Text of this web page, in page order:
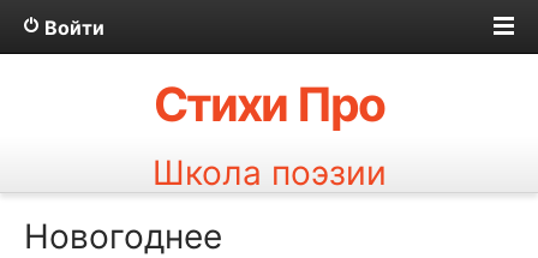
Войти
Стихи Про
Школа поэзии
Новогоднее